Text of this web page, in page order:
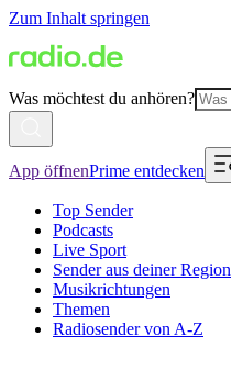
Zum Inhalt springen
Was möchtest du anhören?
App öffnenPrime entdecken
Top Sender
Podcasts
Live Sport
Sender aus deiner Region
Musikrichtungen
Themen
Radiosender von A-Z